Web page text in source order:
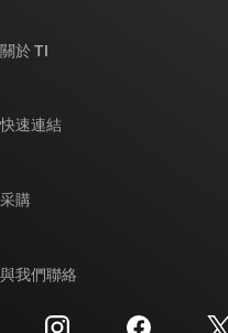
關於 TI
快速連結
交互參考搜索
客戶支援中心
采購
與我們聯絡